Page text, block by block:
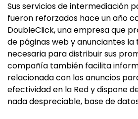
Sus servicios de intermediación
fueron reforzados hace un año
DoubleClick, una empresa que
de páginas web y anunciantes
necesaria para distribuir sus
compañía también facilita
relacionada con los anuncios
efectividad en la Red y dispone
nada despreciable, base de